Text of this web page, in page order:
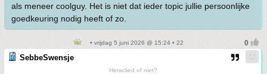
als meneer coolguy. Het is niet dat ieder topic jullie persoonlijke
goedkeuring nodig heeft of zo.
• vrijdag 5 juni 2026 @ 15:24 • 22
SebbeSwensje
Heraclied of niet?